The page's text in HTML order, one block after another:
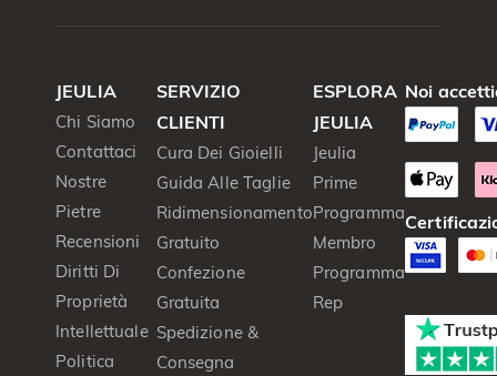
JEULIA
Chi Siamo
Contattaci
Nostre
Pietre
Recensioni
Diritti Di
Proprietà
Intellettuale
Politica
SERVIZIO
CLIENTI
Cura Dei Gioielli
Guida Alle Taglie
Ridimensionamento
Gratuito
Confezione
Gratuita
Spedizione &
Consegna
ESPLORA
JEULIA
Jeulia
Prime
Programma
Membro
Programma
Rep
Noi